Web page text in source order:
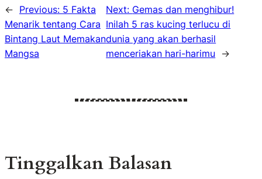
← Previous: 5 Fakta
Menarik tentang Cara
Bintang Laut Memakan
Mangsa
Next: Gemas dan menghibur!
Inilah 5 ras kucing terlucu di
dunia yang akan berhasil
menceriakan hari-harimu
→
Tinggalkan Balasan